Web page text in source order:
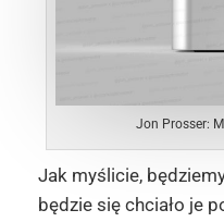
Jon Prosser:
Jak myślicie,
będzie się chciało je